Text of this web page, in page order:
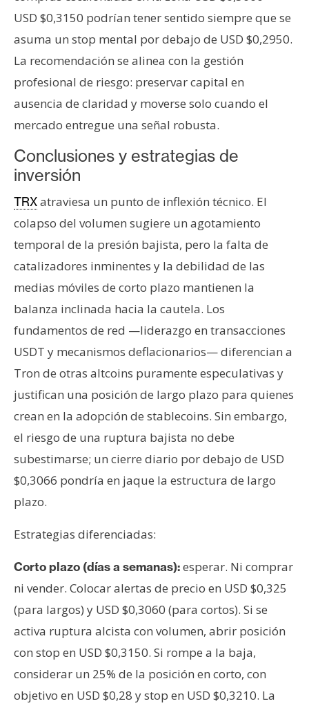
USD $0,3150 podrían tener sentido siempre que se
asuma un stop mental por debajo de USD $0,2950.
La recomendación se alinea con la gestión
profesional de riesgo: preservar capital en
ausencia de claridad y moverse solo cuando el
mercado entregue una señal robusta.
Conclusiones y estrategias de
inversión
TRXatraviesa un punto de inflexión técnico. El
colapso del volumen sugiere un agotamiento
temporal de la presión bajista, pero la falta de
catalizadores inminentes y la debilidad de las
medias móviles de corto plazo mantienen la
balanza inclinada hacia la cautela. Los
fundamentos de red —liderazgo en transacciones
USDT y mecanismos deflacionarios— diferencian a
Tron de otras altcoins puramente especulativas y
justifican una posición de largo plazo para quienes
crean en la adopción de stablecoins. Sin embargo,
el riesgo de una ruptura bajista no debe
subestimarse; un cierre diario por debajo de USD
$0,3066 pondría en jaque la estructura de largo
plazo.
Estrategias diferenciadas:
Corto plazo (días a semanas):esperar. Ni comprar
ni vender. Colocar alertas de precio en USD $0,325
(para largos) y USD $0,3060 (para cortos). Si se
activa ruptura alcista con volumen, abrir posición
con stop en USD $0,3150. Si rompe a la baja,
considerar un 25% de la posición en corto, con
objetivo en USD $0,28 y stop en USD $0,3210. La